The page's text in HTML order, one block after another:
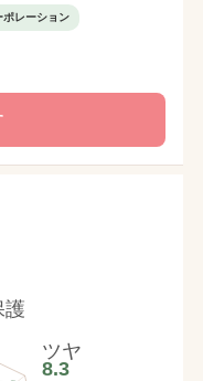
ポレーション
護
ツヤ
8.3